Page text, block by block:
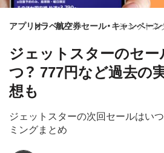
アプリオトラベル航空券セール・キャンペーン
ジェットス
ジェットスターのセー
つ？ 777円など過去の
想も
ジェットスターの次回セールはい
ミングまとめ